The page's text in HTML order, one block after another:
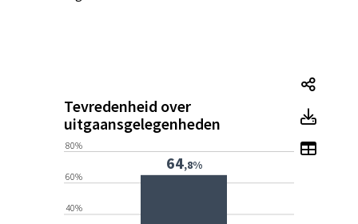
Tevredenheid over
uitgaansgelegenheden
40%
60%
80%
64,8%
Toon